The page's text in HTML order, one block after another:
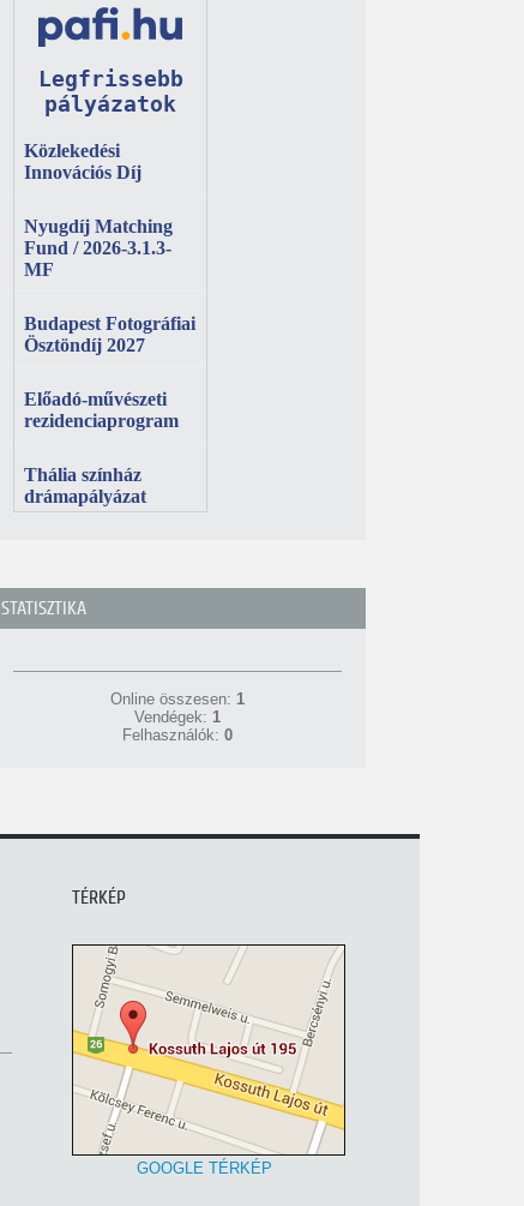
STATISZTIKA
Online összesen: 1
Vendégek: 1
Felhasználók: 0
TÉRKÉP
GOOGLE TÉRKÉP